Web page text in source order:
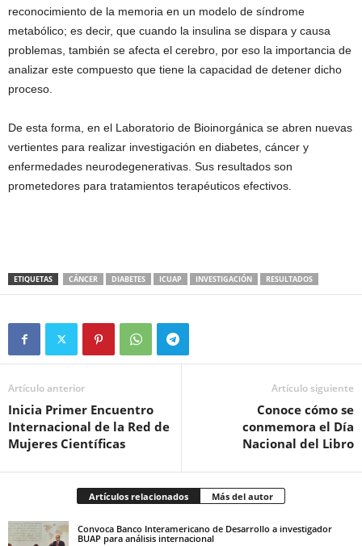
reconocimiento de la memoria en un modelo de síndrome
metabólico; es decir, que cuando la insulina se dispara y causa
problemas, también se afecta el cerebro, por eso la importancia de
analizar este compuesto que tiene la capacidad de detener dicho
proceso.
De esta forma, en el Laboratorio de Bioinorgánica se abren nuevas
vertientes para realizar investigación en diabetes, cáncer y
enfermedades neurodegenerativas. Sus resultados son
prometedores para tratamientos terapéuticos efectivos.
ETIQUETAS CÁNCER DIABETES ICUAP INVESTIGACIÓN RESULTADOS
Artículo anterior
Inicia Primer Encuentro
Internacional de la Red de
Mujeres Científicas
Artículo siguiente
Conoce cómo se
conmemora el Día
Nacional del Libro
Artículos relacionados Más del autor
Convoca Banco Interamericano de Desarrollo a investigador
BUAP para análisis internacional